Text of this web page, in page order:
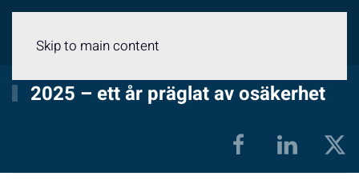
Skip to main content
2025 – ett år präglat av osäkerhet